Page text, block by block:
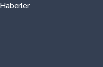
Haberler